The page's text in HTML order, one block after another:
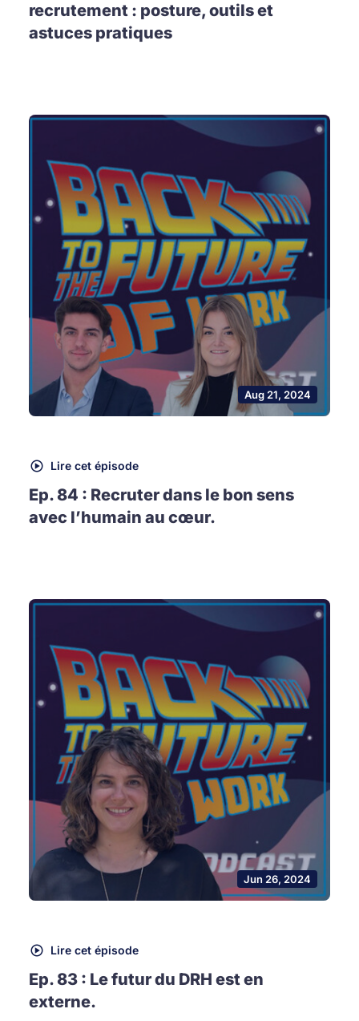
recrutement : posture, outils et
astuces pratiques
Aug 21, 2024
Lire cet épisode
Ep. 84 : Recruter dans le bon sens
avec l’humain au cœur.
Jun 26, 2024
Lire cet épisode
Ep. 83 : Le futur du DRH est en
externe.